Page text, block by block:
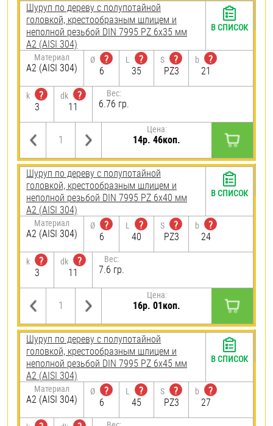
Шуруп по дереву с полупотайной
головкой, крестообразным шлицем и
неполной резьбой DIN 7995 PZ 6х35 мм
А2 (AISI 304)
Материал
А2 (AISI 304)
Ø
?
6
L
?
35
S
?
PZ3
b
?
21
k
?
3
dk
?
11
Вес:
6.76 гр.
Цена:
14р. 46коп.
В СПИСОК
Шуруп по дереву с полупотайной
головкой, крестообразным шлицем и
неполной резьбой DIN 7995 PZ 6х40 мм
А2 (AISI 304)
Материал
А2 (AISI 304)
Ø
?
6
L
?
40
S
?
PZ3
b
?
24
k
?
3
dk
?
11
Вес:
7.6 гр.
Цена:
16р. 01коп.
В СПИСОК
Шуруп по дереву с полупотайной
головкой, крестообразным шлицем и
неполной резьбой DIN 7995 PZ 6х45 мм
А2 (AISI 304)
Материал
А2 (AISI 304)
Ø
?
6
L
?
45
S
?
PZ3
b
?
27
В СПИСОК